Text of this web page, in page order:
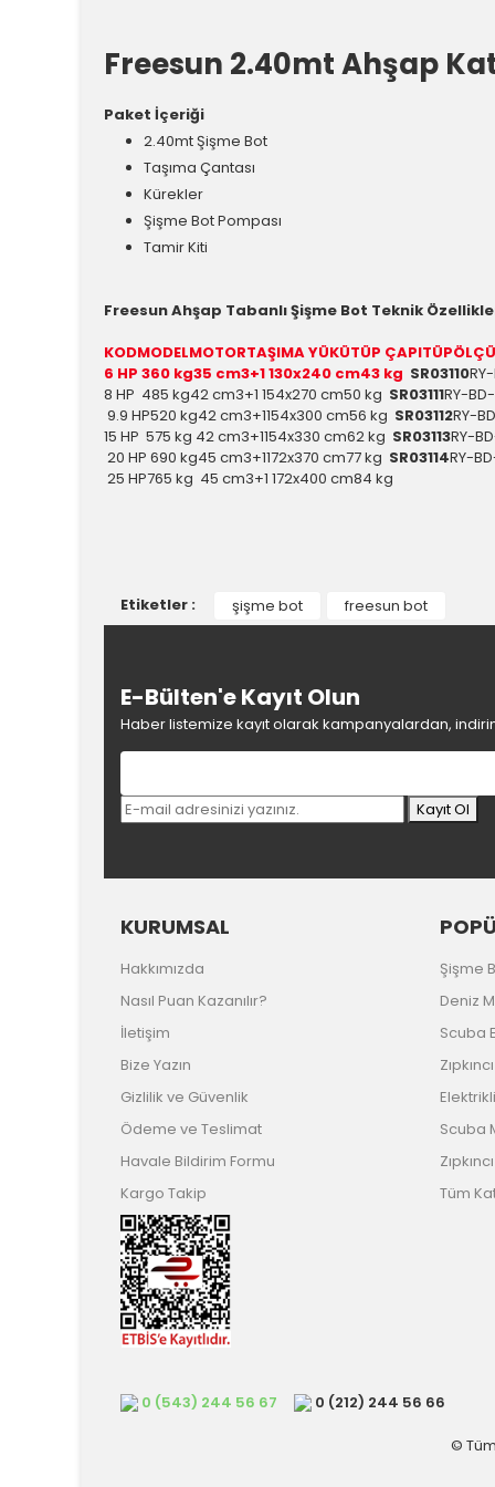
Freesun 2.40mt Ahşap
Paket İçeriği
2.40mt Şişme Bot
Taşıma Çantası
Kürekler
Şişme Bot Pompası
Tamir Kiti
Freesun Ahşap Tabanlı Şişme Bot Teknik
KODMODELMOTORTAŞIMA YÜKÜTÜP ÇAPITÜP
6 HP 360 kg35 cm3+1130x240 cm43 kg SR03110
8 HP 485 kg42 cm3+1 154x270 cm50 kg SR03111RY-
9.9 HP520 kg42 cm3+1154x300 cm56 kg SR03112RY-
15 HP 575 kg 42 cm3+1154x330 cm62 kg SR03113RY-
20 HP 690 kg45 cm3+1172x370 cm77 kg SR03114RY-
25 HP765 kg 45 cm3+1 172x400 cm84 kg
Ürün resmi kalitesiz, bozuk veya görüntülenemiyor.
Ürün fiyatı diğer sitelerden daha pahalı.
Etiketler : şişme bot freesun bot
E-Bülten'e Kayıt Olun
Haber listemize kayıt olarak kampanyalardan,
Kayıt Ol
KURUMSAL
Hakkımızda
Nasıl Puan Kazanılır?
İletişim
Bize Yazın
Gizlilik ve Güvenlik
Ödeme ve Teslimat
Havale Bildirim Formu
Kargo Takip
Şişme
Deniz
Scuba
Scuba
Tüm
0 (543) 244 56 67 0 (212) 244 56 66
©